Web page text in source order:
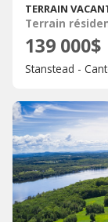
TERRAIN
Terrain
139 000$
Stanstead -